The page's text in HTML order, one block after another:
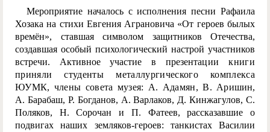
Мероприятие началось с исполнения песни Рафаила
Хозака на стихи Евгения Аграновича «От героев былых
времён», ставшая символом защитников Отечества,
создавшая особый психологический настрой участников
встречи. Активное участие в презентации книги
приняли студенты металлургического комплекса
ЮУМК, члены совета музея: А. Адамян, В. Аришин,
А. Барабаш, Р. Богданов, А. Варлаков, Д. Кинжагулов, С.
Поляков, Н. Сорочан и П. Фатеев, рассказавшие о
подвигах наших земляков-героев: танкистах Василии